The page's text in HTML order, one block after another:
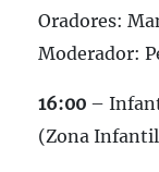
Oradores:
Moderador:
16:00 –
(Zona